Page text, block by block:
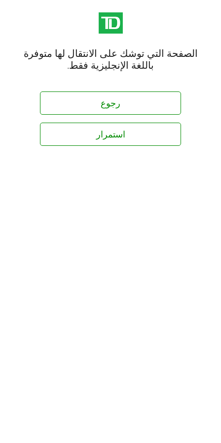
الصفحة التي توشك على الانتقال لها متوفرة
باللغة الإنجليزية فقط.
رجوع
استمرار